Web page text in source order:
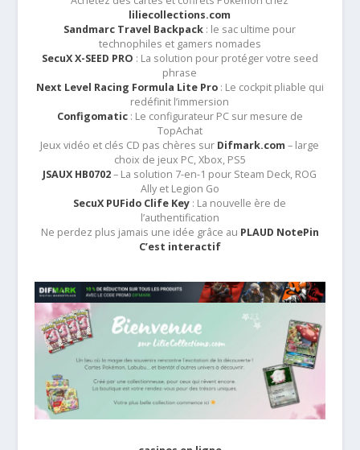
liliecollections.com
Sandmarc Travel Backpack : le sac ultime pour
technophiles et gamers nomades
SecuX X-SEED PRO : La solution pour protéger votre seed
phrase
Next Level Racing Formula Lite Pro: Le cockpit pliable qui
redéfinit l’immersion
Configomatic: Le configurateur PC sur mesure de
TopAchat
Jeux vidéo et clés CD pas chères sur Difmark.com – large
choix de jeux PC, Xbox, PS5
JSAUX HB0702– La solution 7-en-1 pour Steam Deck, ROG
Ally et Legion Go
SecuX PUFido Clife Key : La nouvelle ère de
l’authentification
Ne perdez plus jamais une idée grâce au PLAUD NotePin
C’est interactif